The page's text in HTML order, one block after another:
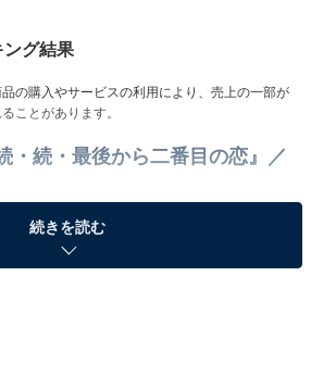
ング結果
の購入やサービスの利用により、売上の一部が
ことがあります。
・続・最後から二番目の恋』／
続きを読む